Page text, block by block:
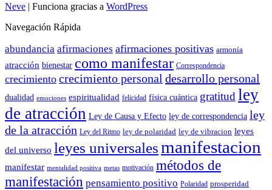
Neve | Funciona gracias a WordPress
Navegación Rápida
abundancia afirmaciones afirmaciones positivas armonía
atracción bienestar como manifestar Correspondencia
crecimiento crecimiento personal desarrollo personal
dualidad emociones espiritualidad felicidad física cuántica gratitud ley
de atracción Ley de Causa y Efecto ley de correspondencia ley
de la atracción Ley del Ritmo ley de polaridad ley de vibracion leyes
del universo leyes universalesmanifestacion
manifestar mentalidad positiva metas motivación métodos de
manifestación pensamiento positivo Polaridad prosperidad